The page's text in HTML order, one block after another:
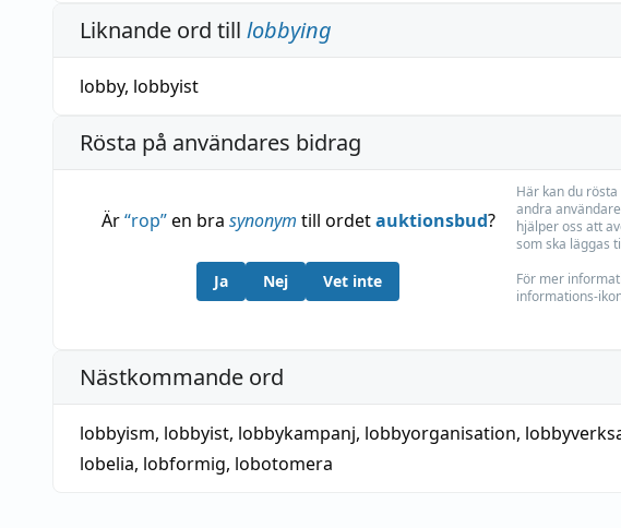
Liknande ord till lobbying
lobby, lobbyist
Rösta på användares bidrag
Är“rop”en bra synonym till ordetauktionsbud?
Ja Nej Vet inte
Här kan du
andra
hjälper oss att
som ska läggas
För mer
informations-
Nästkommande ord
lobbyism, lobbyist, lobbykampanj, lobbyorganisation,
lobelia, lobformig, lobotomera